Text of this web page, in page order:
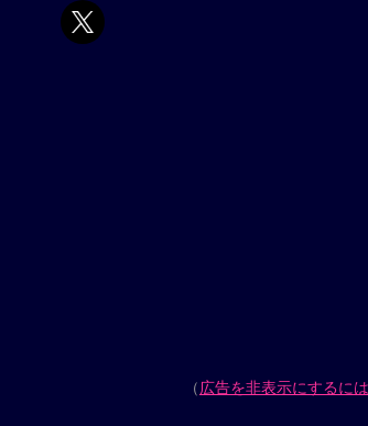
（広告を非表示にするには